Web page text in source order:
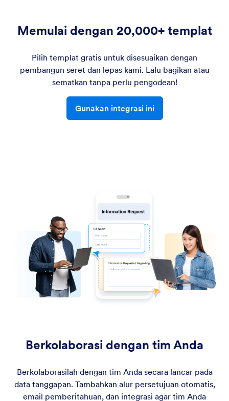
Memulai dengan 20,000+ templat
Pilih templat gratis untuk disesuaikan dengan
pembangun seret dan lepas kami. Lalu bagikan atau
sematkan tanpa perlu pengodean!
Gunakan integrasi ini
Berkolaborasi dengan tim Anda
Berkolaborasilah dengan tim Anda secara lancar pada
data tanggapan. Tambahkan alur persetujuan otomatis,
email pemberitahuan, dan integrasi agar tim Anda